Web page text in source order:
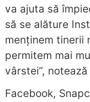
va ajuta să
să se alăture
menținem tinerii
permitem mai
vârstei”,
Facebook,